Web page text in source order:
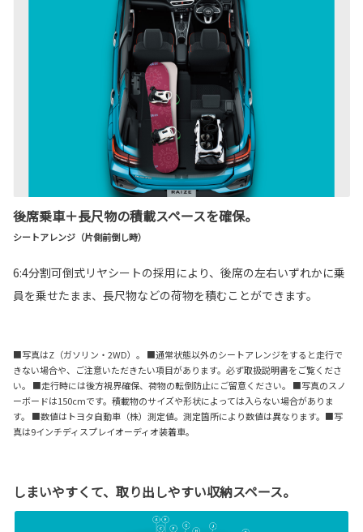
後席乗車＋長尺物の積載スペースを確保。
シートアレンジ（片側前倒し時）
6:4分割可倒式リヤシートの採用により、後席の左右いずれかに乗
員を乗せたまま、長尺物などの荷物を積むことができます。
■写真はZ（ガソリン・2WD）。 ■通常状態以外のシートアレンジをすると走行で
きない場合や、ご注意いただきたい項目があります。必ず取扱説明書をご覧くださ
い。 ■走行時には後方視界確保、荷物の転倒防止にご留意ください。 ■写真のスノ
ーボードは150cmです。積載物のサイズや形状によっては入らない場合がありま
す。 ■数値はトヨタ自動車（株）測定値。測定箇所により数値は異なります。■写
真は9インチディスプレイオーディオ装着車。
しまいやすくて、取り出しやすい収納スペース。